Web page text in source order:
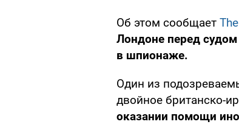
Об этом сообщает
Лондоне перед
в шпионаже.
Один из
двойное британско-
оказании помощи